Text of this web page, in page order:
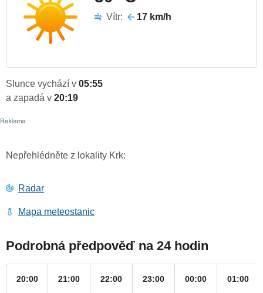
Vítr: 17 km/h
Slunce vychází v 05:55
a zapadá v 20:19
Nepřehlédněte z lokality Krk:
Radar
Mapa meteostanic
Podrobná předpověď na 24 hodin
20:00 21:00 22:00 23:00 00:00 01:00